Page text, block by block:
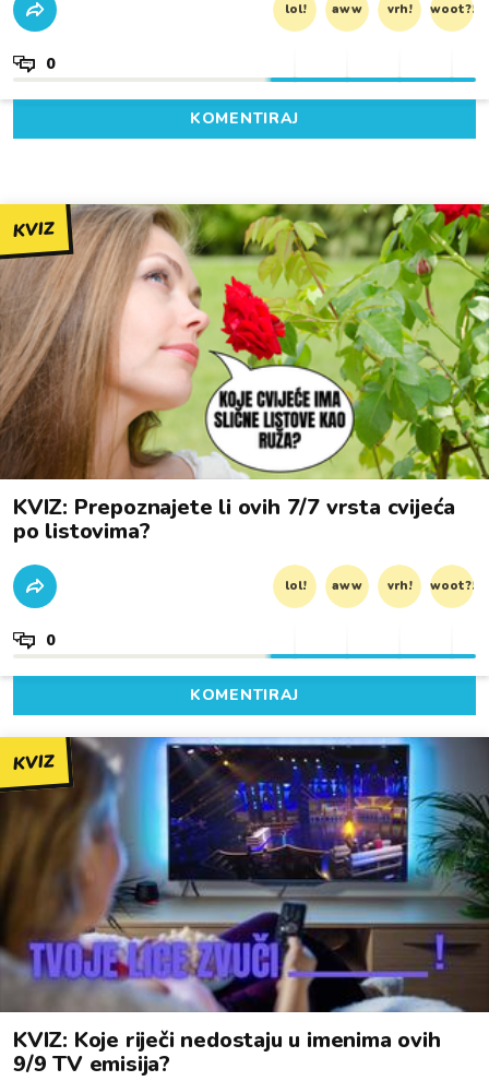
lol! aww vrh! woot?!
0
KOMENTIRAJ
KVIZ
KVIZ: Prepoznajete li ovih 7/7 vrsta cvijeća
po listovima?
lol! aww vrh! woot?!
0
KOMENTIRAJ
KVIZ
KVIZ: Koje riječi nedostaju u imenima ovih
9/9 TV emisija?